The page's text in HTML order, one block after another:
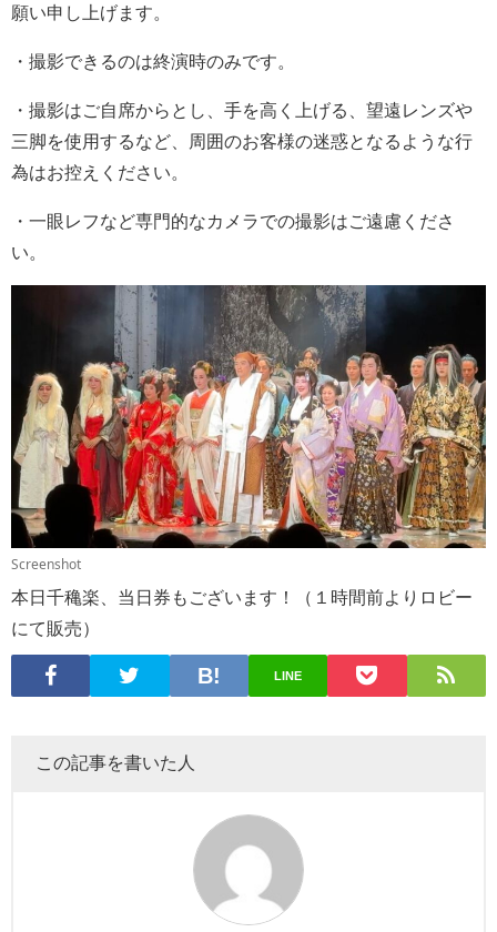
願い申し上げます。
・撮影できるのは終演時のみです。
・撮影はご自席からとし、手を高く上げる、望遠レンズや
三脚を使用するなど、周囲のお客様の迷惑となるような行
為はお控えください。
・一眼レフなど専門的なカメラでの撮影はご遠慮くださ
い。
Screenshot
本日千穐楽、当日券もございます！（１時間前よりロビー
にて販売）
LINE
この記事を書いた人